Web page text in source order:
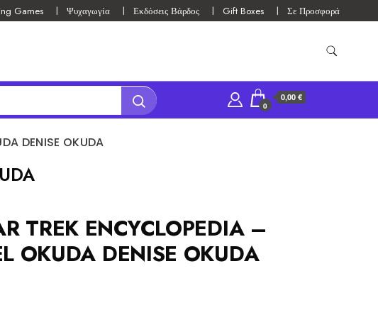
Games Ψυχαγωγία Εκδόσεις Βάρδος Gift Boxes Σε Προσφορά
0
0,00 €
DENISE OKUDA
TREK ENCYCLOPEDIA –
OKUDA DENISE OKUDA